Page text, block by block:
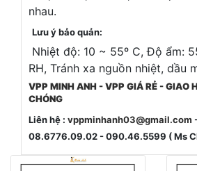
nhau.
Lưu ý bảo quản:
Nhiệt độ: 10 ~ 55º C, Độ ẩm:
RH, Tránh xa nguồn nhiệt, dầu
VPP MINH ANH - VPP GIÁ RẺ - GIAO
CHÓNG
Liên hệ : vppminhanh03@gmail.com
08.6776.09.02 - 090.46.5599 ( Ms